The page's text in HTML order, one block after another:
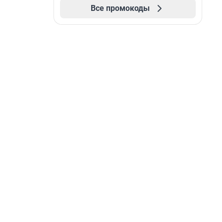
Все промокоды